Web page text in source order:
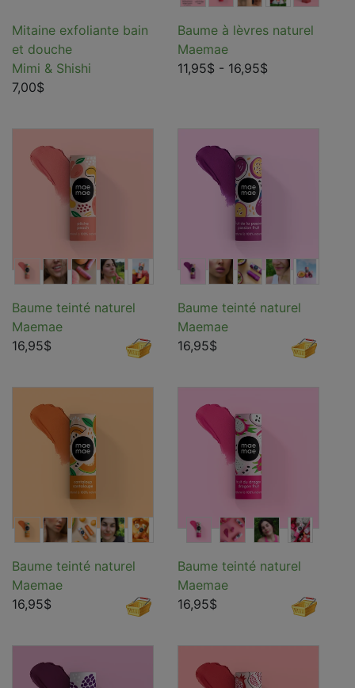
Mitaine exfoliante bain
et douche
Mimi & Shishi
7,00$
Baume à lèvres naturel
Maemae
11,95$ - 16,95$
Baume teinté naturel
Maemae
16,95$
Baume teinté naturel
Maemae
16,95$
Baume teinté naturel
Maemae
16,95$
Baume teinté naturel
Maemae
16,95$